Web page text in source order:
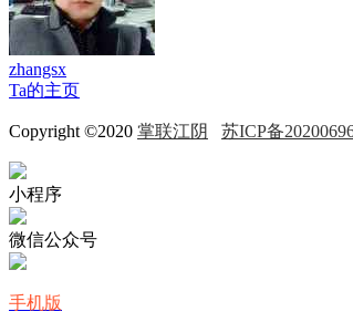
zhangsx
Ta的主页
Copyright ©2020 掌联江阴 苏ICP备
小程序
微信公众号
手机版